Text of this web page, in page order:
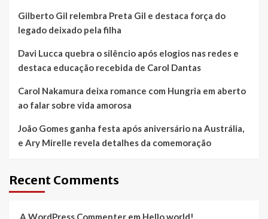
Gilberto Gil relembra Preta Gil e destaca força do
legado deixado pela filha
Davi Lucca quebra o silêncio após elogios nas redes e
destaca educação recebida de Carol Dantas
Carol Nakamura deixa romance com Hungria em aberto
ao falar sobre vida amorosa
João Gomes ganha festa após aniversário na Austrália,
e Ary Mirelle revela detalhes da comemoração
Recent Comments
A WordPress Commenter em Hello world!